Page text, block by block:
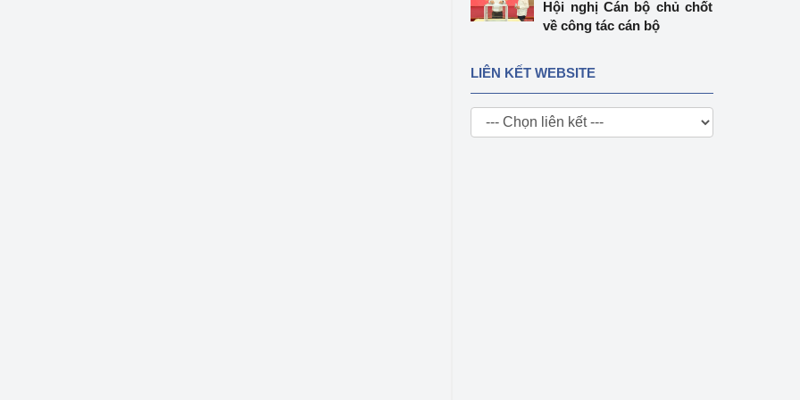
Hội nghị Cán bộ chủ chốt
về công tác cán bộ
LIÊN KẾT WEBSITE